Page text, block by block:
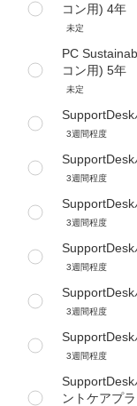
コン用) 4年
未定
PC
コン用) 5年
未定
3週間程度
3週間程度
3週間程度
3週間程度
3週間程度
3週間程度
ントケアプ